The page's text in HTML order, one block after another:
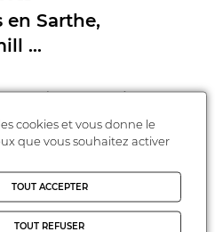
en Sarthe,
...
une bonne rentrée aux
!
cookies et vous donne le
que vous souhaitez activer
TOUT ACCEPTER
TOUT REFUSER